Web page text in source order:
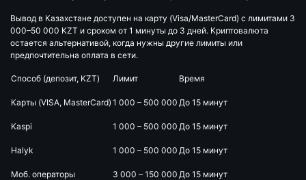
Вывод в Казахстане доступен на карту (Visa/MasterCard) с лимитами 3
000–50 000 KZT и сроком от 1 минуты до 3 дней. Криптовалюта
остается альтернативой, когда нужны другие лимиты или
предпочтительна оплата в сети.
Способ (депозит, KZT) Лимит Время
Карты (VISA, MasterCard) 1 000 – 500 000 До 15 минут
Kaspi 1 000 – 500 000 До 15 минут
Halyk 1 000 – 500 000 До 15 минут
Моб. операторы 3 000 – 150 000 До 15 минут